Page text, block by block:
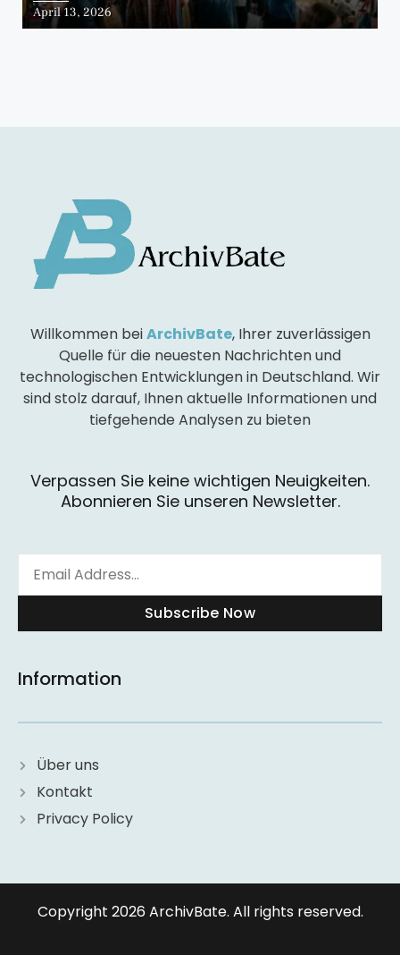
April 13, 2026
Willkommen beiArchivBate, Ihrer zuverlässigen
Quelle für die neuesten Nachrichten und
technologischen Entwicklungen in Deutschland. Wir
sind stolz darauf, Ihnen aktuelle Informationen und
tiefgehende Analysen zu bieten
Verpassen Sie keine wichtigen Neuigkeiten.
Abonnieren Sie unseren Newsletter.
Subscribe Now
Information
Über uns
Kontakt
Privacy Policy
Copyright 2026 ArchivBate. All rights reserved.